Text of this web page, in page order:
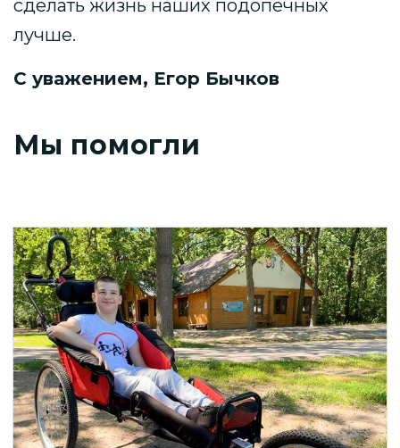
сделать жизнь наших подопечных
лучше.
С уважением, Егор Бычков
Мы помогли